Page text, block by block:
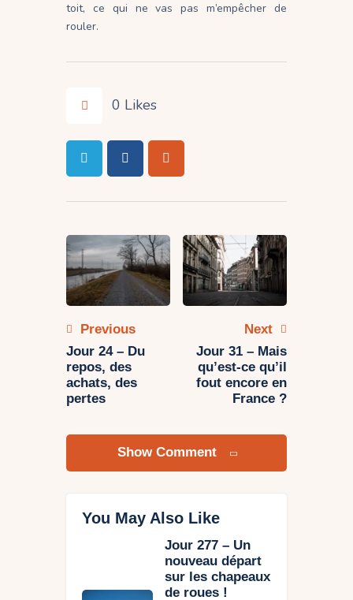
toit, ce qui ne vas pas m’empêcher de
rouler.
0 Likes
Navigation
de
l’article
Previous
Jour 24 – Du
repos, des
achats, des
pertes
Next
Jour 31 – Mais
qu’est-ce qu’il
fout encore en
France ?
Show Comment
You May Also Like
Jour 277 – Un
nouveau départ
sur les chapeaux
de roues !